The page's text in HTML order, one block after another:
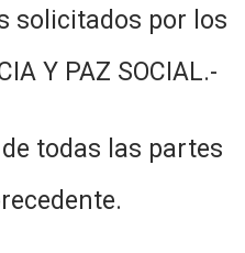
solicitados por los
Y PAZ SOCIAL.-
todas las partes